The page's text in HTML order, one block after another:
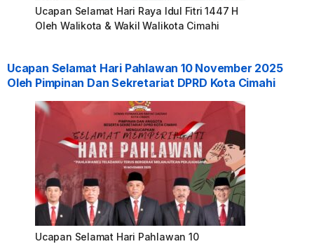
Ucapan Selamat Hari Raya Idul Fitri 1447 H
Oleh Walikota & Wakil Walikota Cimahi
Ucapan Selamat Hari Pahlawan 10 November 2025
Oleh Pimpinan Dan Sekretariat DPRD Kota Cimahi
Ucapan Selamat Hari Pahlawan 10